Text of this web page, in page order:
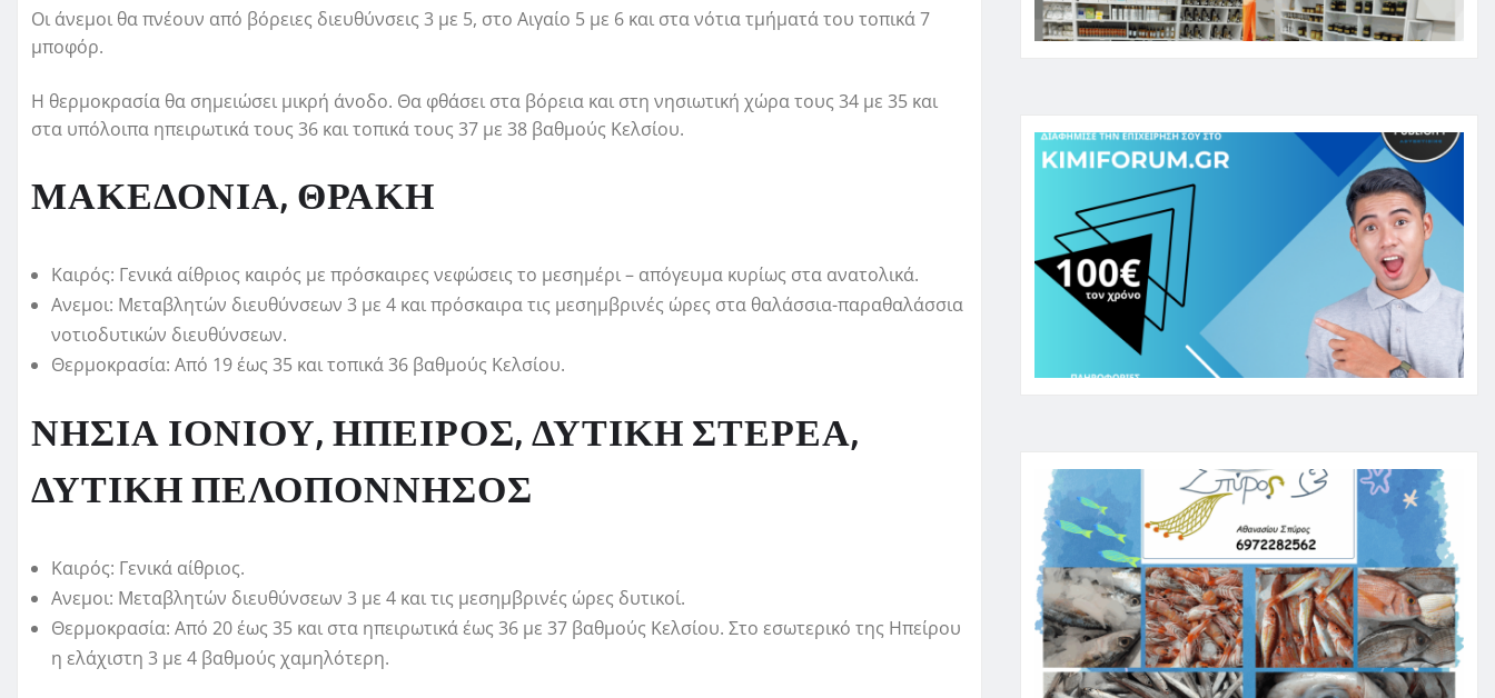
Οι άνεμοι θα πνέουν από βόρειες διευθύνσεις 3 με 5, στο Αιγαίο 5 με 6 και στα νότια τμήματά του τοπικά 7
μποφόρ.
Η θερμοκρασία θα σημειώσει μικρή άνοδο. Θα φθάσει στα βόρεια και στη νησιωτική χώρα τους 34 με 35 και
στα υπόλοιπα ηπειρωτικά τους 36 και τοπικά τους 37 με 38 βαθμούς Κελσίου.
ΜΑΚΕΔΟΝΙΑ, ΘΡΑΚΗ
Καιρός: Γενικά αίθριος καιρός με πρόσκαιρες νεφώσεις το μεσημέρι – απόγευμα κυρίως στα ανατολικά.
Ανεμοι: Μεταβλητών διευθύνσεων 3 με 4 και πρόσκαιρα τις μεσημβρινές ώρες στα θαλάσσια-παραθαλάσσια
νοτιοδυτικών διευθύνσεων.
Θερμοκρασία: Από 19 έως 35 και τοπικά 36 βαθμούς Κελσίου.
ΝΗΣΙΑ ΙΟΝΙΟΥ, ΗΠΕΙΡΟΣ, ΔΥΤΙΚΗ ΣΤΕΡΕΑ,
ΔΥΤΙΚΗ ΠΕΛΟΠΟΝΝΗΣΟΣ
Καιρός: Γενικά αίθριος.
Ανεμοι: Μεταβλητών διευθύνσεων 3 με 4 και τις μεσημβρινές ώρες δυτικοί.
Θερμοκρασία: Από 20 έως 35 και στα ηπειρωτικά έως 36 με 37 βαθμούς Κελσίου. Στο εσωτερικό της Ηπείρου
η ελάχιστη 3 με 4 βαθμούς χαμηλότερη.